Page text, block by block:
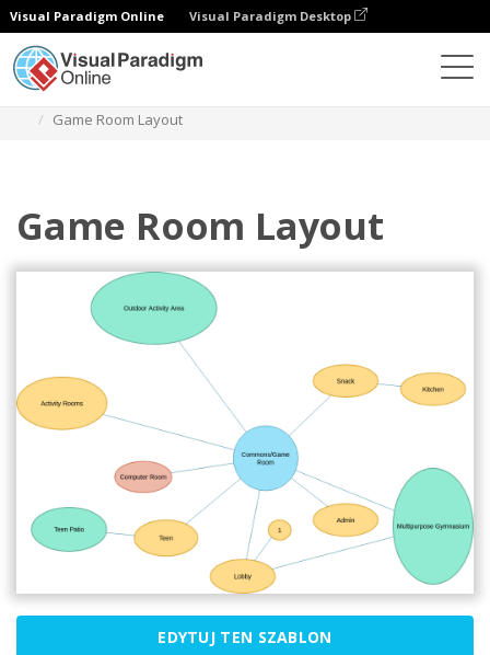
Visual Paradigm Online Visual Paradigm Desktop
Game Room Layout
Game Room Layout
EDYTUJ TEN SZABLON